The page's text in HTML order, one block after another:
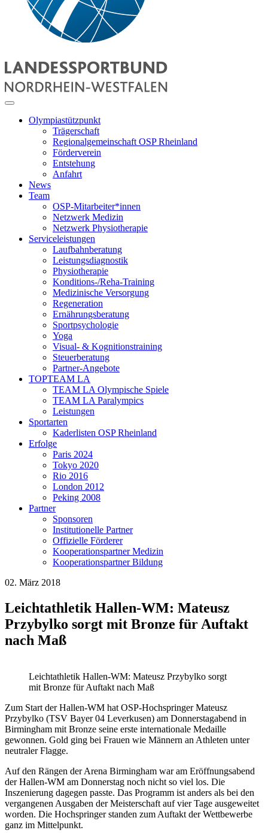
Olympiastützpunkt
Trägerschaft
Regionalgemeinschaft OSP Rheinland
Förderverein
Entstehung
Anfahrt
News
Team
OSP-Mitarbeiter*innen
Netzwerk Medizin
Netzwerk Physiotherapie
Serviceleistungen
Laufbahnberatung
Leistungsdiagnostik
Physiotherapie
Konditions-/Reha-Training
Medizinische Versorgung
Regeneration
Ernährungsberatung
Sportpsychologie
Yoga
Visual- & Kognitionstraining
Steuerberatung
Partner-Angebote
TOPTEAM LA
TEAM LA Olympische Spiele
TEAM LA Paralympics
Leistungen
Sportarten
Kaderlisten OSP Rheinland
Erfolge
Paris 2024
Tokyo 2020
Rio 2016
London 2012
Peking 2008
Partner
Sponsoren
Institutionelle Partner
Offizielle Förderer
Kooperationspartner Medizin
Kooperationspartner Bildung
02. März 2018
Leichtathletik Hallen-WM: Mateusz
Przybylko sorgt mit Bronze für Auftakt
nach Maß
Leichtathletik Hallen-WM: Mateusz Przybylko sorgt
mit Bronze für Auftakt nach Maß
Zum Start der Hallen-WM hat OSP-Hochspringer Mateusz
Przybylko (TSV Bayer 04 Leverkusen) am Donnerstagabend in
Birmingham mit Bronze seine erste internationale Medaille
gewonnen. Gold ging bei Frauen wie Männern an Athleten unter
neutraler Flagge.
Auf den Rängen der Arena Birmingham war am Eröffnungsabend
der Hallen-WM am Donnerstag noch nicht so viel los. Die
Inszenierung dagegen passte. Das Programm ist anders als bei den
vergangenen Ausgaben der Meisterschaft auf vier Tage ausgeweitet
worden. Die Hochspringer standen zum Auftakt der Wettbewerbe
ganz im Mittelpunkt.